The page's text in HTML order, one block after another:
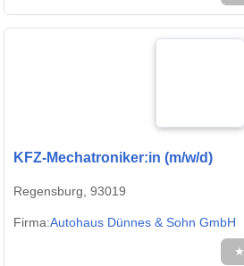
KFZ-Mechatroniker:in (m/w/d)
Regensburg, 93019
Firma:Autohaus Dünnes & Sohn GmbH
★